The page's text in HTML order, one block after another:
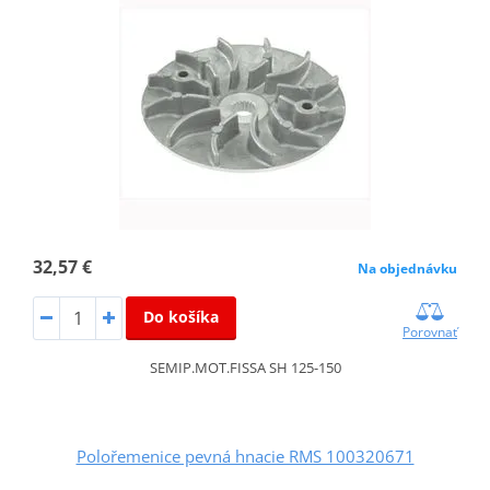
32,57 € Na objednávku
Do košíka
Porovnať
SEMIP.MOT.FISSA SH 125-150
Polořemenice pevná hnacie RMS 100320671